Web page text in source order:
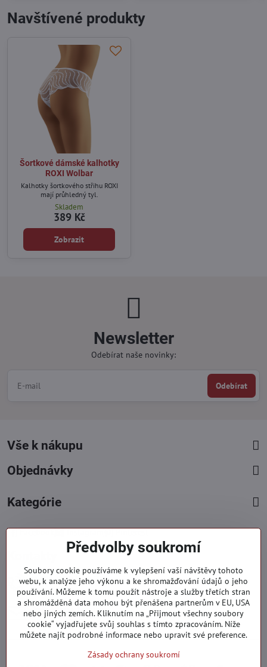
Navštívené produkty
Šortkové dámské kalhotky
ROXI Wolbar
Kalhotky šortkového střihu ROXI
mají průhledný tyl.
Skladem
389 Kč
Zobrazit
Newsletter
Odebírat naše novinky:
Odebírat
Vše k nákupu
Objednávky
Kategórie
+421 919 060 751
Pondělí - Pátek : 09:00 - 15:00 hod.
info​@everlady​.eu
Non stop ( 24/7 )
Předvolby soukromí
Soubory cookie používáme k vylepšení vaší návštěvy tohoto
webu, k analýze jeho výkonu a ke shromažďování údajů o jeho
používání. Můžeme k tomu použít nástroje a služby třetích stran
a shromážděná data mohou být přenášena partnerům v EU, USA
nebo jiných zemích. Kliknutím na „Přijmout všechny soubory
cookie“ vyjadřujete svůj souhlas s tímto zpracováním. Níže
můžete najít podrobné informace nebo upravit své preference.
Zásady ochrany soukromí